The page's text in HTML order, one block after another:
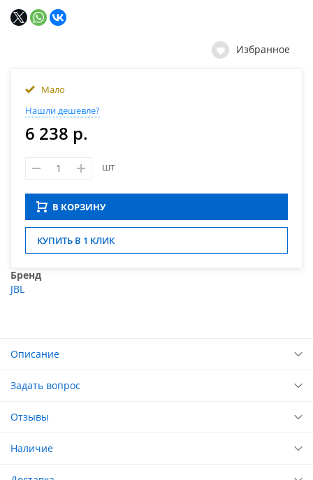
Избранное
Мало
Нашли дешевле?
6 238 р.
шт
В КОРЗИНУ
КУПИТЬ В 1 КЛИК
Бренд
JBL
Описание
Задать вопрос
Отзывы
Наличие